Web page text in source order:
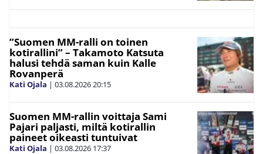
”Suomen MM-ralli on toinen
kotirallini” – Takamoto Katsuta
halusi tehdä saman kuin Kalle
Rovanperä
Kati Ojala | 03.08.202620:15
Suomen MM-rallin voittaja Sami
Pajari paljasti, miltä kotirallin
paineet oikeasti tuntuivat
Kati Ojala | 03.08.2026 17:37